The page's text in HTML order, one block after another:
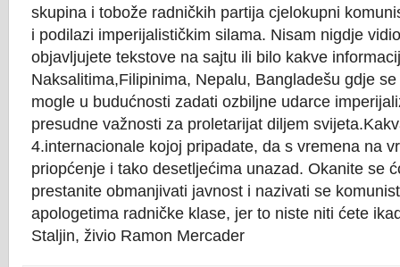
skupina i tobože radničkih partija cjelokupni
i podilazi imperijalističkim silama. Nisam nigdje
objavljujete tekstove na sajtu ili bilo kakve
Naksalitima,Filipinima, Nepalu, Bangladešu gdje
mogle u budućnosti zadati ozbiljne udarce
presudne važnosti za proletarijat diljem
4.internacionale kojoj pripadate, da s vremena na
priopćenje i tako desetljećima unazad. Okanite se
prestanite obmanjivati javnost i nazivati se
apologetima radničke klase, jer to niste niti ćete
Staljin, živio Ramon Mercader